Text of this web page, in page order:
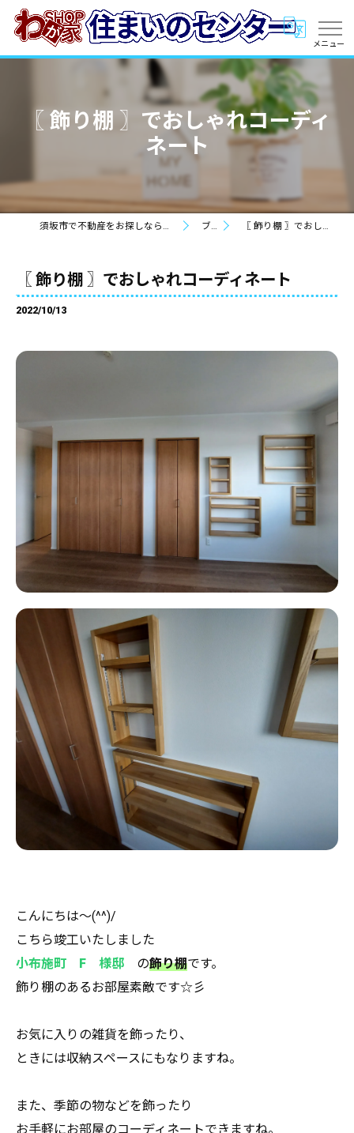
〖 飾り棚 〗でおしゃれコーディ
ネート
須坂市で不動産をお探しなら株式会社住まいのセンター ブログ 〖 飾り棚 〗でおしゃれコーディネート
〖 飾り棚 〗でおしゃれコーディネート
2022/10/13
こんにちは～(^^)/
こちら竣工いたしました
小布施町 F 様邸 の飾り棚です。
飾り棚のあるお部屋素敵です☆彡
お気に入りの雑貨を飾ったり、
ときには収納スペースにもなりますね。
また、季節の物などを飾ったり
お手軽にお部屋のコーディネートできますね。